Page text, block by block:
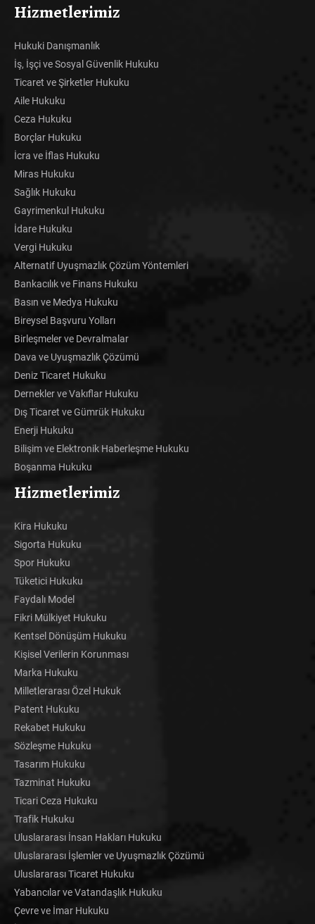
Hizmetlerimiz
Hukuki Danışmanlık
İş, İşçi ve Sosyal Güvenlik Hukuku
Ticaret ve Şirketler Hukuku
Aile Hukuku
Ceza Hukuku
Borçlar Hukuku
İcra ve İflas Hukuku
Miras Hukuku
Sağlık Hukuku
Gayrimenkul Hukuku
İdare Hukuku
Vergi Hukuku
Alternatif Uyuşmazlık Çözüm Yöntemleri
Bankacılık ve Finans Hukuku
Basın ve Medya Hukuku
Bireysel Başvuru Yolları
Birleşmeler ve Devralmalar
Dava ve Uyuşmazlık Çözümü
Deniz Ticaret Hukuku
Dernekler ve Vakıflar Hukuku
Dış Ticaret ve Gümrük Hukuku
Enerji Hukuku
Bilişim ve Elektronik Haberleşme Hukuku
Boşanma Hukuku
Hizmetlerimiz
Kira Hukuku
Sigorta Hukuku
Spor Hukuku
Tüketici Hukuku
Faydalı Model
Fikri Mülkiyet Hukuku
Kentsel Dönüşüm Hukuku
Kişisel Verilerin Korunması
Marka Hukuku
Milletlerarası Özel Hukuk
Patent Hukuku
Rekabet Hukuku
Sözleşme Hukuku
Tasarım Hukuku
Tazminat Hukuku
Ticari Ceza Hukuku
Trafik Hukuku
Uluslararası İnsan Hakları Hukuku
Uluslararası İşlemler ve Uyuşmazlık Çözümü
Uluslararası Ticaret Hukuku
Yabancılar ve Vatandaşlık Hukuku
Çevre ve İmar Hukuku